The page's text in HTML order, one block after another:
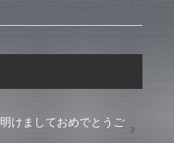
けましておめでとうご